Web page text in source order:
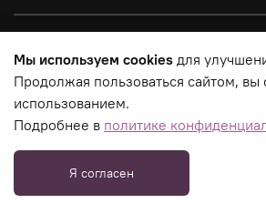
Страницы магазина
Юридическая информация
Мы используем cookies для
Продолжая пользоваться сайтом, вы
использованием.
Подробнее в политике
Я согласен